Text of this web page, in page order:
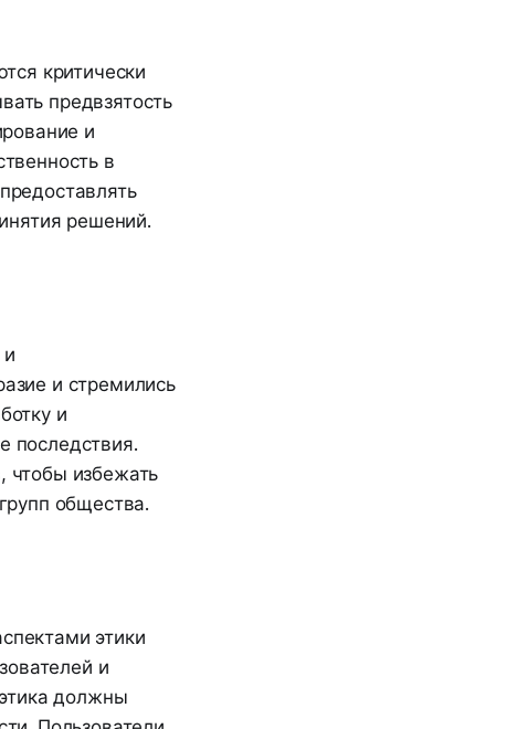
критически
предвзятость
и
в
решений.
и стремились
и
последствия.
чтобы избежать
общества.
этики
и
должны